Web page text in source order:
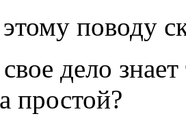
поводу
дело знает
простой?